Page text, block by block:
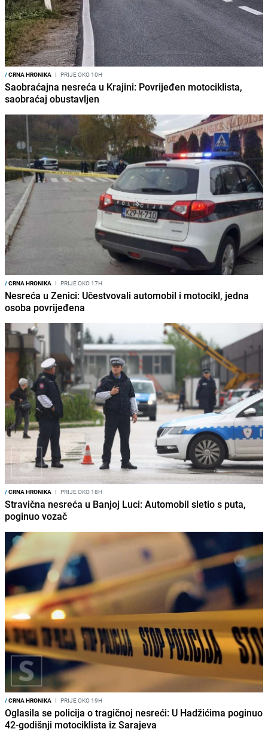
/CRNA HRONIKA I PRIJE OKO 10H
Saobraćajna nesreća u Krajini: Povrijeđen motociklista,
saobraćaj obustavljen
/CRNA HRONIKA I PRIJE OKO 17H
Nesreća u Zenici: Učestvovali automobil i motocikl, jedna
osoba povrijeđena
/CRNA HRONIKA I PRIJE OKO 18H
Stravična nesreća u Banjoj Luci: Automobil sletio s puta,
poginuo vozač
/CRNA HRONIKA I PRIJE OKO 19H
Oglasila se policija o tragičnoj nesreći: U Hadžićima poginuo
42-godišnji motociklista iz Sarajeva